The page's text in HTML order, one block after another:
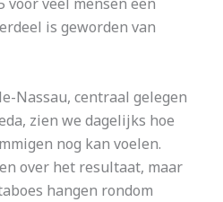
is geworden van
Nassau, centraal gelegen
zien we dagelijks hoe
nog kan voelen.
over het resultaat, maar
hangen rondom